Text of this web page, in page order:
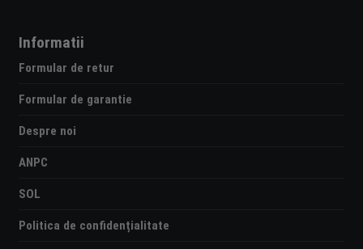
Informatii
Formular de retur
Formular de garantie
Despre noi
ANPC
SOL
Politica de confidențialitate